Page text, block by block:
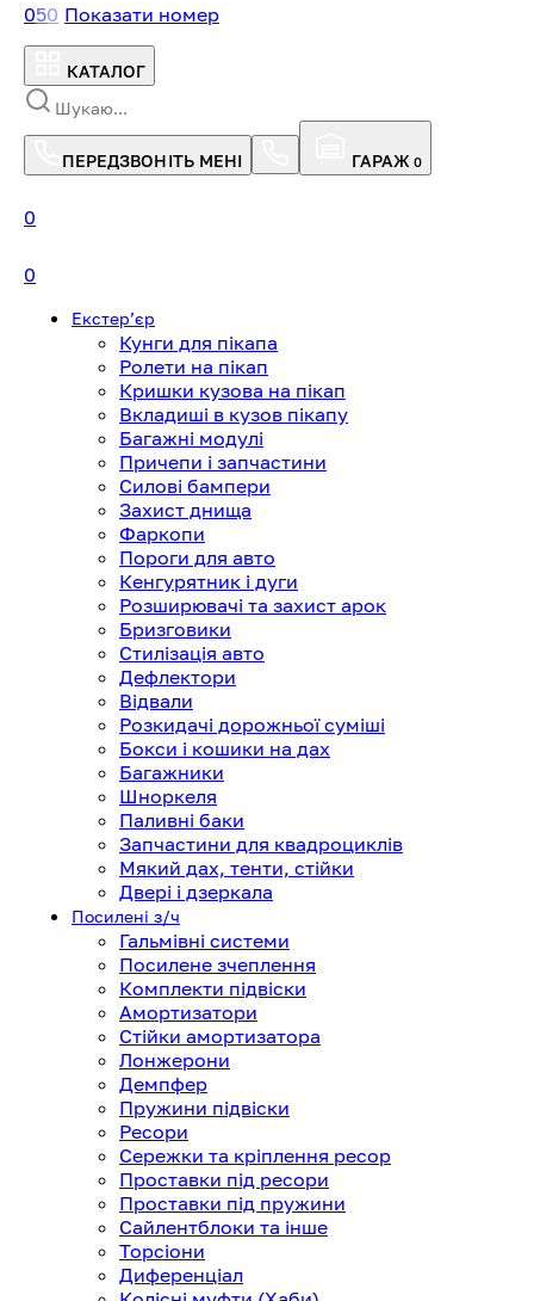
050 Показати номер
КАТАЛОГ
ПЕРЕДЗВОНІТЬ МЕНІ ГАРАЖ 0
0
0
Екстерʼєр
Кунги для пікапа
Ролети на пікап
Кришки кузова на пікап
Вкладиші в кузов пікапу
Багажні модулі
Причепи і запчастини
Силові бампери
Захист днища
Фаркопи
Пороги для авто
Кенгурятник і дуги
Розширювачі та захист арок
Бризговики
Стилізація авто
Дефлектори
Відвали
Розкидачі дорожньої суміші
Бокси і кошики на дах
Багажники
Шноркеля
Паливні баки
Запчастини для квадроциклів
Мякий дах, тенти, стійки
Двері і дзеркала
Посилені з/ч
Гальмівні системи
Посилене зчеплення
Комплекти підвіски
Амортизатори
Стійки амортизатора
Лонжерони
Демпфер
Пружини підвіски
Ресори
Сережки та кріплення ресор
Проставки під ресори
Проставки під пружини
Сайлентблоки та інше
Торсіони
Диференціал